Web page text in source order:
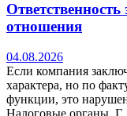
отношения
04.08.2026
Если компания
характера, но по
функции, это